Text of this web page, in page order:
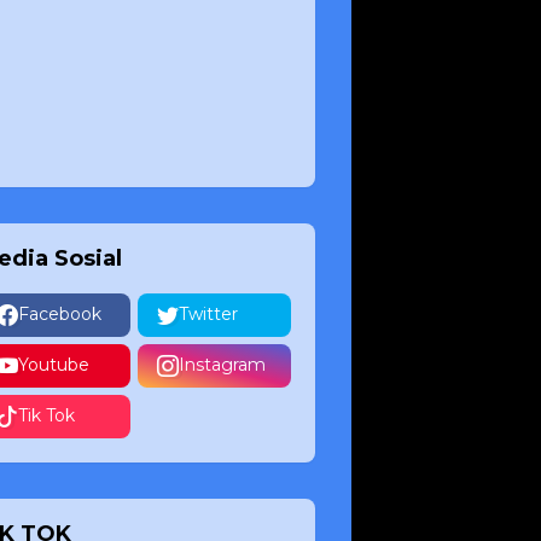
Sosial
Facebook Twitter
Youtube Instagram
Tik Tok
TOK